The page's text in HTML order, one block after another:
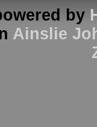
by
Ainslie